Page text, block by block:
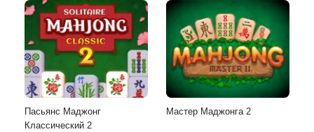
Пасьянс Маджонг
Классический 2
Мастер Маджонга 2